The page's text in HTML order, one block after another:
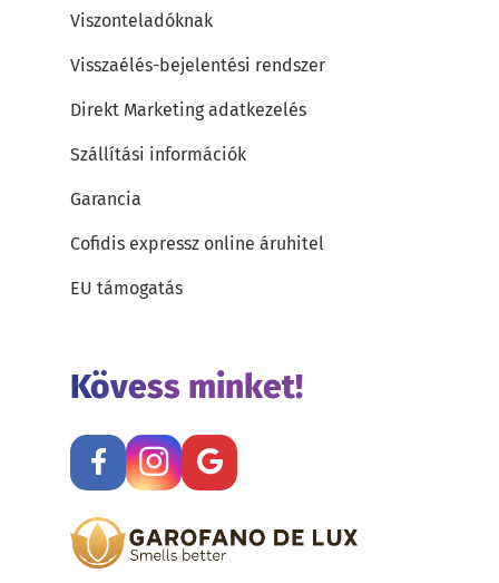
Viszonteladóknak
Visszaélés-bejelentési rendszer
Direkt Marketing adatkezelés
Szállítási információk
Garancia
Cofidis expressz online áruhitel
EU támogatás
Kövess minket!